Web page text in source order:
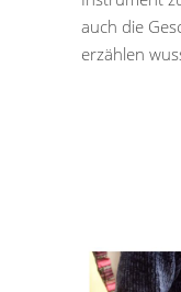
auch die
erzählen